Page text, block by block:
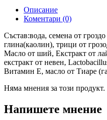
Описание
Коментари (0)
Състав:вода, семена от
глина(каолин), трици от
Масло от ший, Екстракт от
екстракт от невен,
Витамин Е, масло от Тиаре
Няма мнения за този продукт.
Напишете мнение